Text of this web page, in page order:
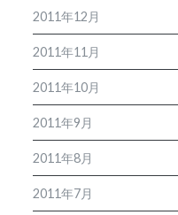
2011年12月
2011年11月
2011年10月
2011年9月
2011年8月
2011年7月